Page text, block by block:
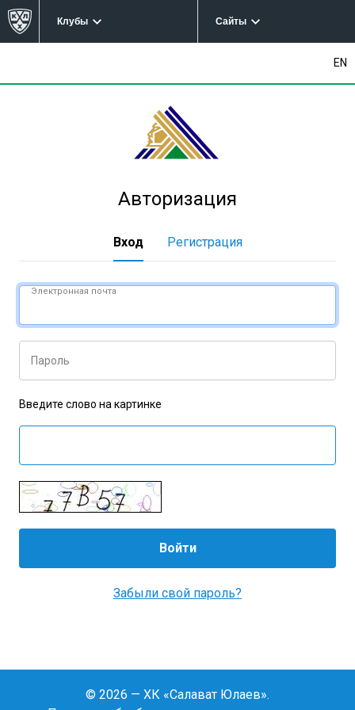
Клубы Сайты
EN
Авторизация
Вход Регистрация
Электронная почта
Пароль
Введите слово на картинке
Забыли свой пароль?
© 2026 — ХК «Салават Юлаев».